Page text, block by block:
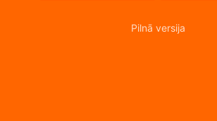
Pilnā versija